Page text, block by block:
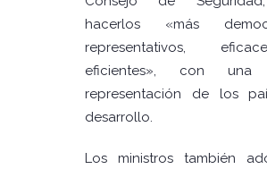
hacerlos «más
representativos,
eficientes», con una
representación de los
desarrollo.
Los ministros también